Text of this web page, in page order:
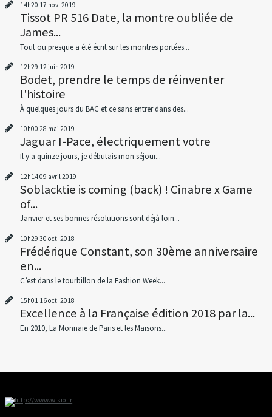
14h20 17 nov. 2019
Tissot PR 516 Date, la montre oubliée de
James...
Tout ou presque a été écrit sur les montres portées...
12h29 12 juin 2019
Bodet, prendre le temps de réinventer
l'histoire
À quelques jours du BAC et ce sans entrer dans des...
10h00 28 mai 2019
Jaguar I-Pace, électriquement votre
Il y a quinze jours, je débutais mon séjour...
12h1409 avril 2019
Soblacktie is coming (back) ! Cinabre x Game
of...
Janvier et ses bonnes résolutions sont déjà loin...
10h29 30 oct. 2018
Frédérique Constant, son 30ème anniversaire
en...
C’est dans le tourbillon de la Fashion Week...
15h01 16oct. 2018
Excellence à la Française édition 2018 par la...
En 2010, La Monnaie de Paris et les Maisons...